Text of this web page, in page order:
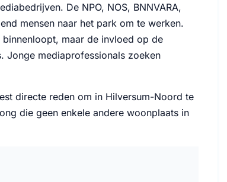
De NPO, NOS, BNNVARA,
mensen naar het park om te werken.
maar de invloed op de
Jonge mediaprofessionals zoeken
directe reden om in Hilversum-Noord te
die geen enkele andere woonplaats in